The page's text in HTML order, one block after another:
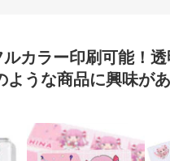
カラー印刷可能！
うな商品に興味があ
だけで作れるダイカットア
ラストをアップするだけで
カー正方形 アクリルステッカ